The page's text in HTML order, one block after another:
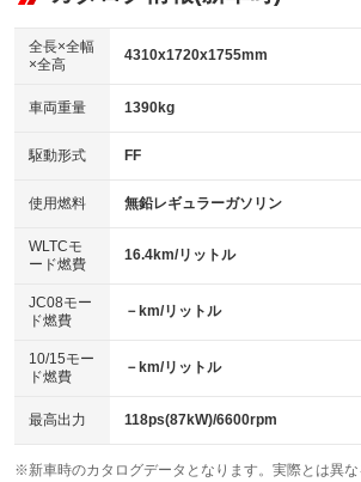
：装備なし
パワーウィンドウ
アイドリングストップ
：装備なし
USB入力端子
：装備あり
100V電源
：装備なし
センターデフロック
：装備なし
電動格納ミラー
：装備あり
：装備あり
革シート
キーレス
HID(キセノンライト)
：装備なし
バックカメラ
：装備なし
エアロ
：装備なし
：装備なし
パワーシート
ベンチシート
：装備なし
チップアップシート
：装備なし
：装備なし ：装備
全長×全幅
×全高
4310x1720x1755mm
車両重量 1390kg
駆動形式 FF
使用燃料 無鉛レギュラーガソリン
WLTCモ
ード燃費
16.4km/リットル
JC08モー
ド燃費
－km/リットル
10/15モー
ド燃費
－km/リットル
最高出力 118ps(87kW)/6600rpm
※新車時のカタログデータとなります。実際とは異